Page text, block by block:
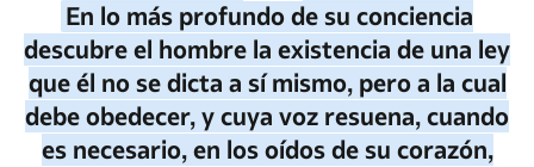
En lo más profundo de su conciencia
descubre el hombre la existencia de una ley
que él no se dicta a sí mismo, pero a la cual
debe obedecer, y cuya voz resuena, cuando
es necesario, en los oídos de su corazón,